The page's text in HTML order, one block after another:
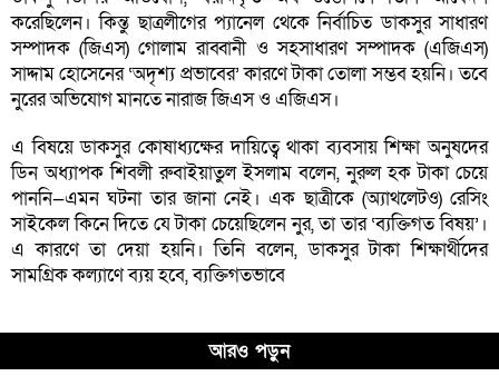
করেছিলেন। কিন্তু ছাত্রলীগের প্যানেল থেকে নির্বাচিত ডাকসুর সাধারণ
সম্পাদক (জিএস) গোলাম রাব্বানী ও সহসাধারণ সম্পাদক (এজিএস)
সাদ্দাম হোসেনের ‘অদৃশ্য প্রভাবের’ কারণে টাকা তোলা সম্ভব হয়নি। তবে
নুরের অভিযোগ মানতে নারাজ জিএস ও এজিএস।
এ বিষয়ে ডাকসুর কোষাধ্যক্ষের দায়িত্বে থাকা ব্যবসায় শিক্ষা অনুষদের
ডিন অধ্যাপক শিবলী রুবাইয়াতুল ইসলাম বলেন, নুরুল হক টাকা চেয়ে
পাননি—এমন ঘটনা তার জানা নেই। এক ছাত্রীকে (অ্যাথলেটও) রেসিং
সাইকেল কিনে দিতে যে টাকা চেয়েছিলেন নুর, তা তার ‘ব্যক্তিগত বিষয়’।
এ কারণে তা দেয়া হয়নি। তিনি বলেন, ডাকসুর টাকা শিক্ষার্থীদের
সামগ্রিক কল্যাণে ব্যয় হবে, ব্যক্তিগতভাবে
আরও পড়ুন